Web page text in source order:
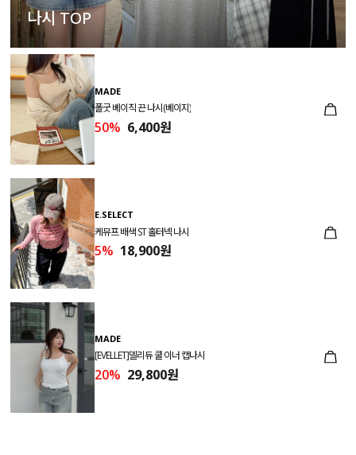
나시 TOP
MADE
폴굿 베이직 끈 나시(베이지)
50% 6,400원
E.SELECT
케뮤프 배색 ST 홀터넥 나시
5% 18,900원
MADE
[EVELLET]델리듀 쿨 이너 캡나시
20% 29,800원